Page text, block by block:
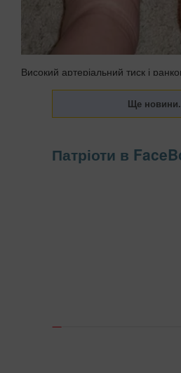
Високий артеріальний тиск і
цілком безпечними. На першому
знаходяться солодкі пакетовані
Патріоти в